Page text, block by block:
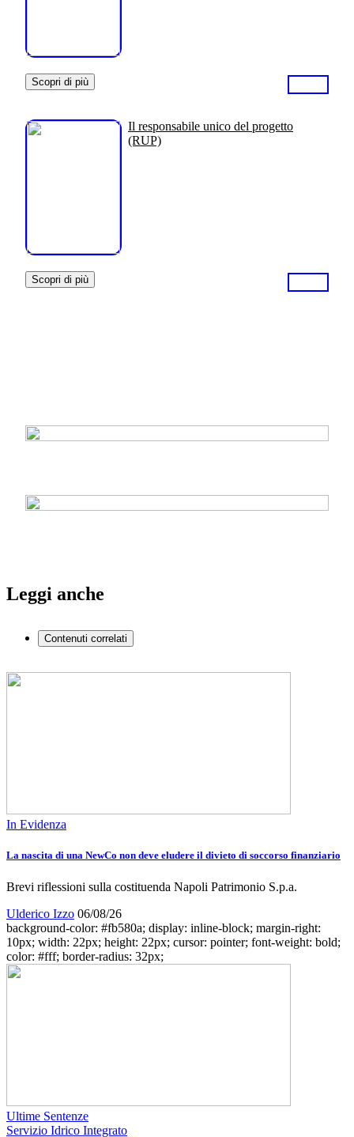
Scopri di più
Il responsabile unico del progetto
(RUP)
Scopri di più
Leggi anche
Contenuti correlati
In Evidenza
La nascita di una NewCo non deve eludere il divieto di soccorso finanziario
Brevi riflessioni sulla costituenda Napoli Patrimonio S.p.a.
Ulderico Izzo 06/08/26
background-color: #fb580a; display: inline-block; margin-right:
10px; width: 22px; height: 22px; cursor: pointer; font-weight: bold;
color: #fff; border-radius: 32px;
Ultime Sentenze
Servizio Idrico Integrato